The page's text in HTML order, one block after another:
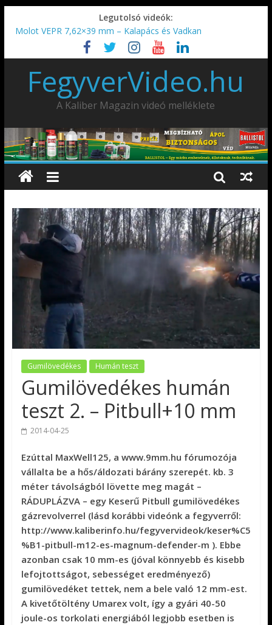
Legutolsó videók:
AMD-65 oktató METSZET
Molot VEPR 7,62×39 mm – Kalapács és Vadkan
IDÉN IS INDUL: Fegyvertervező- és gyártó szakmérnöki,
illetve szakspecialista képzés!!!
IWA2026 – Puskák 1. rész
Ardesa Patriot “FAPADOS” .45 elöltöltő perkussziós pisztoly
FegyverVideo.hu
A Kaliber Magazin videó melléklete
Gumilövedékes Humán teszt
Gumilövedékes humán
teszt 2. – Pitbull+10 mm
2014-04-25
Ezúttal MaxWell125, a www.9mm.hu fórumozója
vállalta be a hős/áldozati bárány szerepét. kb. 3
méter távolságból lövette meg magát –
RÁDUPLÁZVA – egy Keserű Pitbull gumilövedékes
gázrevolverrel (lásd korábbi videónk a fegyverről:
http://www.kaliberinfo.hu/fegyvervideok/keser%C5
%B1-pitbull-m12-es-magnum-defender-m ). Ebbe
azonban csak 10 mm-es (jóval könnyebb és kisebb
lefojtottságot, sebességet eredményező)
gumilövedéket tettek, nem a bele való 12 mm-est.
A kivetőtöltény Umarex volt, így a gyári 40-50
joule-os torkolati energiából legjobb esetben is